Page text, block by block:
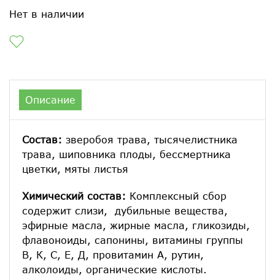
Нет в наличии
Описание
Состав: зверобоя трава, тысячелистника
трава, шиповника плоды, бессмертника
цветки, мяты листья
Химический состав: Комплексный сбор
содержит слизи, дубильные вещества,
эфирные масла, жирные масла, гликозиды,
флавоноиды, сапонины, витамины группы
В, К, С, Е, Д, провитамин А, рутин,
алколоиды, органические кислоты.